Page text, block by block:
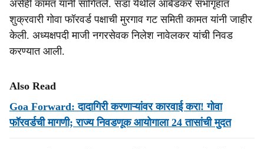
असेही कामत यांनी सांगितले. सडा येथील आंबेडकर सभागृहात
शुक्रवारी गोवा फॉरवर्ड पक्षाची मुरगाव गट समिती कामत यांनी जाहीर
केली. अध्यक्षपदी माजी नगरसेवक निलेश नावेलकर यांची निवड
करण्यात आली.
Also Read
Goa Forward: दादागिरी करणाऱ्यांवर कारवाई करा! गोवा
फॉरवर्डची मागणी; राज्‍य निवडणूक आयोगाला 24 तासांची मुदत